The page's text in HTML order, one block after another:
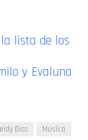
la lista de los
y Evaluna
Díaz
Música